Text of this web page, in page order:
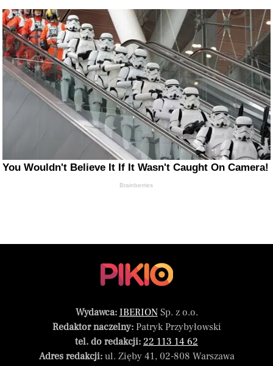
You Wouldn't Believe It If It Wasn't Caught On Camera!
Brainberries
Wydawca: IBERIONSp. z o.o.
Redaktor naczelny:Patryk Przybyłowski
tel. do redakcji: 22 113 14 62
Adres redakcji:ul. Zięby 41, 02-808 Warszawa